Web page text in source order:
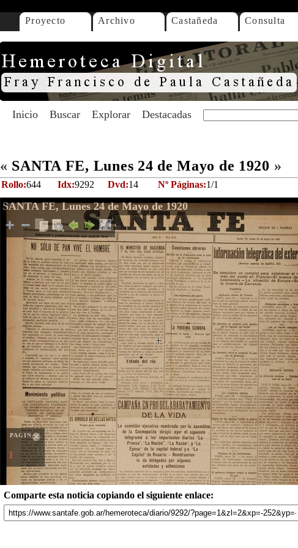
Proyecto Archivo Castañeda Consulta
Inicio Buscar Explorar Destacadas
« SANTA FE, Lunes 24 de Mayo de 1920 »
Rollo:644 Idx:9292 Dvd:14 Nº Páginas:1/1
SANTA FE, Lunes 24 de Mayo de 1920
PAGINAS
1
Comparte esta noticia copiando el siguiente enlace: